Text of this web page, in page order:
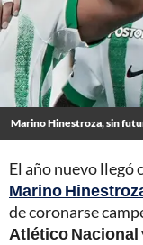
Marino Hinestroza, sin
El año nuevo llegó
Marino
de coronarse
Atlético Nacional